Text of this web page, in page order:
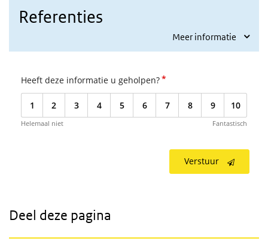
Referenties
Meer informatie
Heeft deze informatie u geholpen?*
1 2 3 4 5 6 7 8 9 10
Helemaal niet Fantastisch
Verstuur
Deel deze pagina